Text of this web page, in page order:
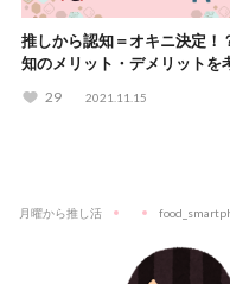
推しから認知＝オキニ決定！
知のメリット・デメリットを
29 2021.11.15
月曜から推し活